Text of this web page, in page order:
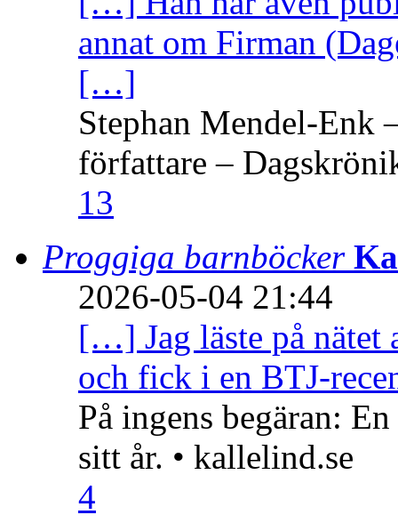
annat om Firman
[…]
Stephan Mendel-Enk
författare –
13
Proggiga barnböcker
2026-05-04 21:44
[…] Jag läste på nätet
och fick i en BTJ-
På ingens begäran:
sitt år. • kallelind.se
4